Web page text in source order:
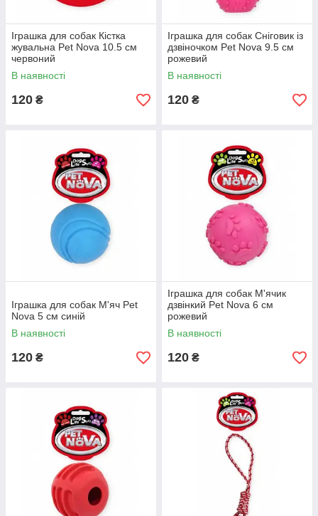
Іграшка для собак Кістка
жувальна Pet Nova 10.5 см
червоний
В наявності
120 ₴
Іграшка для собак Сніговик із
дзвіночком Pet Nova 9.5 см
рожевий
В наявності
120 ₴
Іграшка для собак М'яч Pet
Nova 5 см синій
В наявності
120 ₴
Іграшка для собак М'ячик
дзвінкий Pet Nova 6 см
рожевий
В наявності
120 ₴